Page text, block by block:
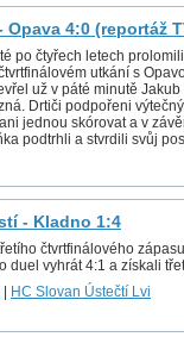
Opava 4:0 (reportáž
po čtyřech letech
utkání s
už v páté minutě
Drtiči podpořeni
jednou skórovat a v
podtrhli a stvrdili svůj
- Kladno 1:4
čtvrtfinálového
duel vyhrát 4:1 a získali
HC Slovan Ústečtí Lvi